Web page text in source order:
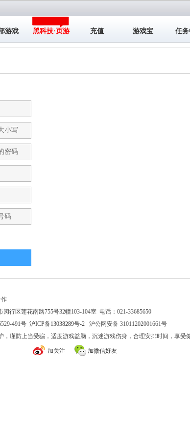
游戏 黑科技·页游 充值 游戏宝 任
行区莲花南路755号32幢103-104室 电话：021-33685650
491号 沪ICP备13038289号-2 沪公网安备 31011202001661号
谨防上当受骗，适度游戏益脑，沉迷游戏伤身，合理安排时间，享受
加关注 加微信好友